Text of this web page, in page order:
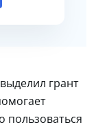
грант
пользоваться